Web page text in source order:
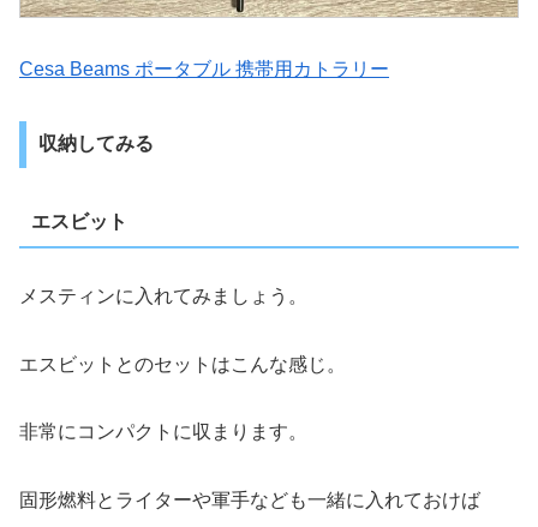
Cesa Beams ポータブル 携帯用カトラリー
収納してみる
エスビット
メスティンに入れてみましょう。
エスビットとのセットはこんな感じ。
非常にコンパクトに収まります。
固形燃料とライターや軍手なども一緒に入れておけば